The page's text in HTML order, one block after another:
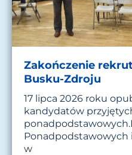
Zakończenie
Busku-Zdroju
17 lipca 2026 roku
kandydatów
Ponadpodstawowych
w